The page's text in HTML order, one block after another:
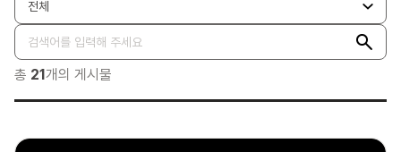
총 21개의 게시물